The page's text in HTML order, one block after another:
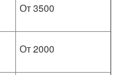
От 3500
От 2000